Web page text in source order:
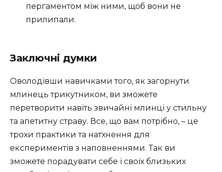
пергаментом між ними, щоб вони не
прилипали.
Заключні думки
Оволодівши навичками того, як загорнути
млинець трикутником, ви зможете
перетворити навіть звичайні млинці у стильну
та апетитну страву. Все, що вам потрібно, – це
трохи практики та натхнення для
експериментів з наповненнями. Так ви
зможете порадувати себе і своїх близьких